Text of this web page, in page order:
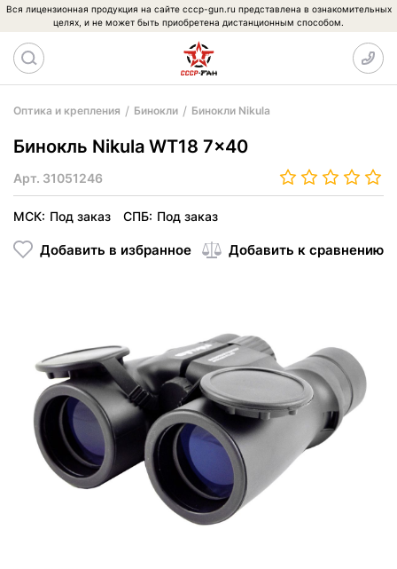
Вся лицензионная продукция на сайте cccp-gun.ru представлена в ознакомительных
целях, и не может быть приобретена дистанционным способом.
Оптика и крепления Бинокли Бинокли Nikula
Бинокль Nikula WT18 7x40
Арт. 31051246
МСК: Под заказ СПБ: Под заказ
Добавить в избранное Добавить к сравнению